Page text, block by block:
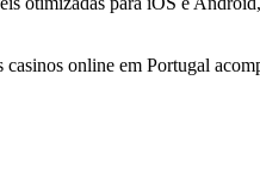
online em Portugal